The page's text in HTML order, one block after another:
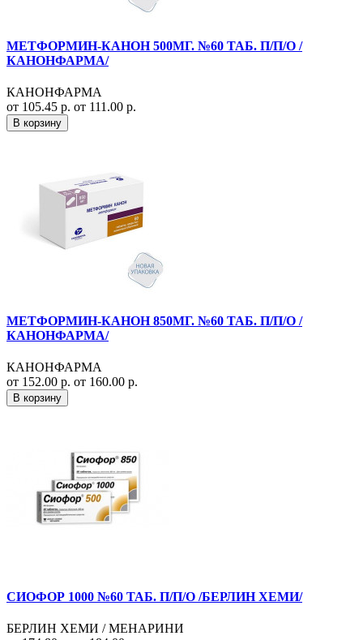
МЕТФОРМИН-КАНОН 500МГ. №60 ТАБ. П/П/О /
КАНОНФАРМА/
КАНОНФАРМА
от 105.45 р. от 111.00 р.
В корзину
МЕТФОРМИН-КАНОН 850МГ. №60 ТАБ. П/П/О /
КАНОНФАРМА/
КАНОНФАРМА
от 152.00 р. от 160.00 р.
В корзину
СИОФОР 1000 №60 ТАБ. П/П/О /БЕРЛИН ХЕМИ/
БЕРЛИН ХЕМИ / МЕНАРИНИ